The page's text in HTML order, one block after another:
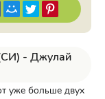
- Джулай
уже больше двух